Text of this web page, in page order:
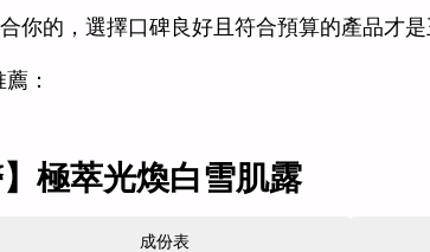
你的，選擇口碑良好且符合預算的產品才
：
極萃光煥白雪肌露
成份表